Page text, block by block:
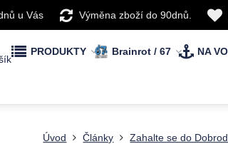
u Vás Výměna zboží do 90dnů.
PRODUKTY Brainrot / 67 NA
Úvod Články Zahalte se do